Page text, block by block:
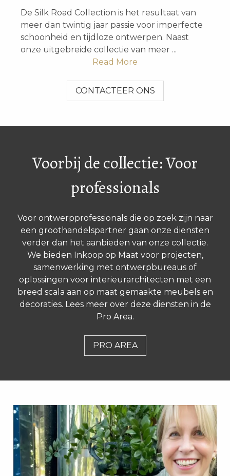
De Silk Road Collection is het resultaat van
meer dan twintig jaar passie voor imperfecte
schoonheid en tijdloze ontwerpen. Naast
onze uitgebreide collectie van meer ...
Read More
CONTACTEER ONS
Voorbij de collectie: Voor
professionals
Voor ontwerpprofessionals die op zoek zijn naar
een groothandelspartner gaan onze diensten
verder dan het aanbieden van onze collectie.
We bieden Inkoop op Maat voor projecten,
samenwerking met ontwerpbureaus of
oplossingen voor interieurarchitecten met een
breed scala aan op maat gemaakte meubels en
decoraties. Lees meer over deze diensten in de
Pro Area.
PRO AREA